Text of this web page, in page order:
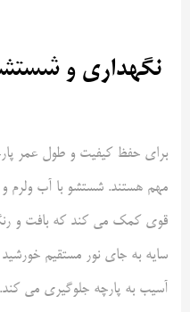
نگهداری و
برای حفظ کیفیت و طول عمر
مهم هستند. شستشو با آب ولرم و
قوی کمک می کند که بافت و
سایه به جای نور مستقیم خورشید
آسیب به پارچه جلوگیری می